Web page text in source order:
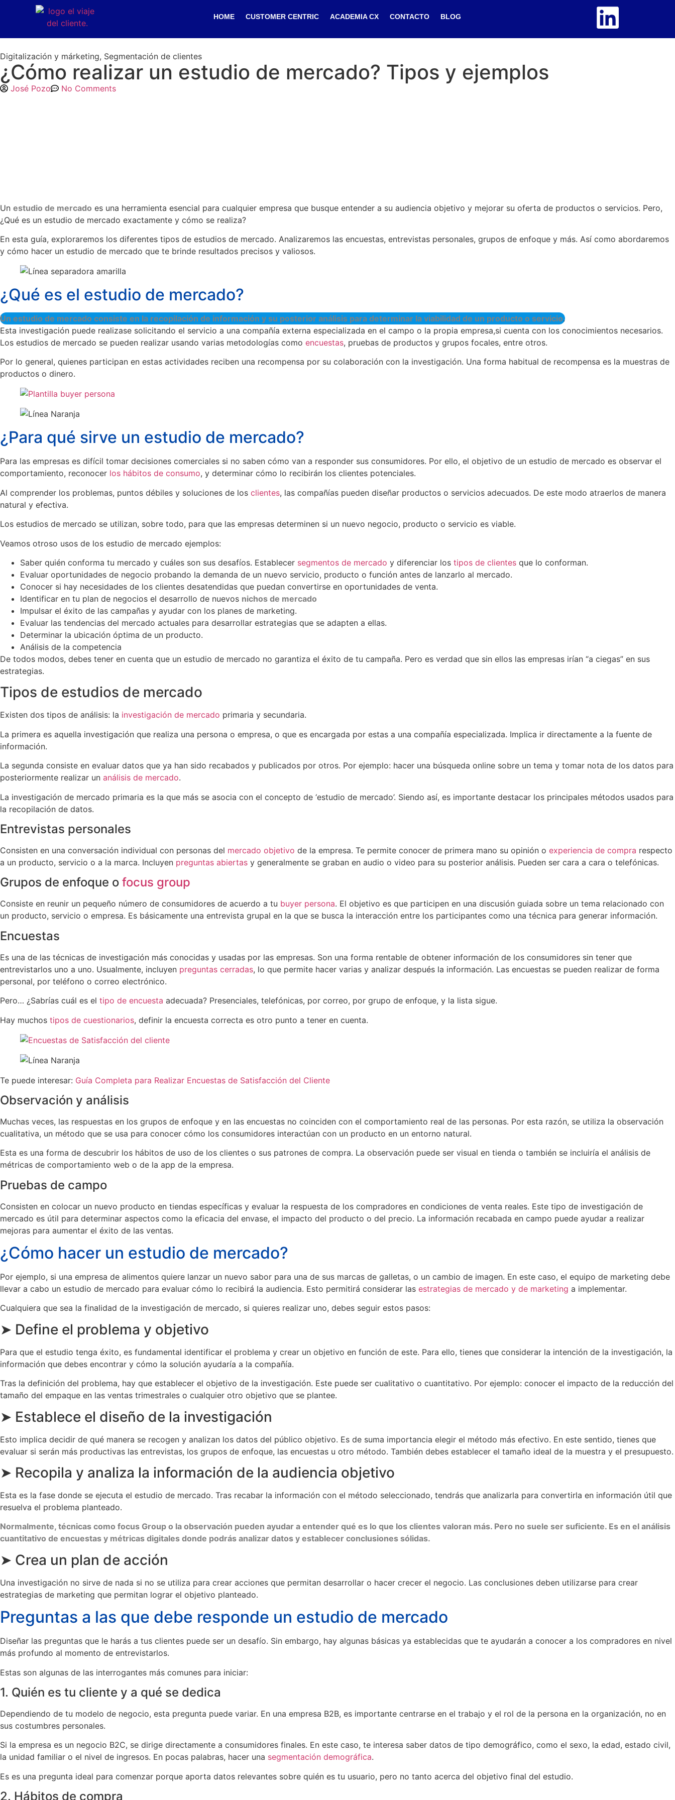
HOME CUSTOMER CENTRIC ACADEMIA CX CONTACTO BLOG
Digitalización y márketing, Segmentación de clientes
¿Cómo realizar un estudio de mercado? Tipos y ejemplos
José Pozo No Comments
Un estudio de mercado es una herramienta esencial para cualquier empresa que busque entender a su audiencia objetivo y mejorar su oferta de productos o servicios. Pero,
¿Qué es un estudio de mercado exactamente y cómo se realiza?
En esta guía, exploraremos los diferentes tipos de estudios de mercado. Analizaremos las encuestas, entrevistas personales, grupos de enfoque y más. Así como abordaremos
y cómo hacer un estudio de mercado que te brinde resultados precisos y valiosos.
¿Qué es el estudio de mercado?
Un estudio de mercado consiste en la recopilación de información y su posterior análisis para determinar la viabilidad de un producto o servicio.
Esta investigación puede realizase solicitando el servicio a una compañía externa especializada en el campo o la propia empresa,si cuenta con los conocimientos necesarios.
Los estudios de mercado se pueden realizar usando varias metodologías como encuestas, pruebas de productos y grupos focales, entre otros.
Por lo general, quienes participan en estas actividades reciben una recompensa por su colaboración con la investigación. Una forma habitual de recompensa es la muestras de
productos o dinero.
¿Para qué sirve un estudio de mercado?
Para las empresas es difícil tomar decisiones comerciales si no saben cómo van a responder sus consumidores. Por ello, el objetivo de un estudio de mercado es observar el
comportamiento, reconocer los hábitos de consumo, y determinar cómo lo recibirán los clientes potenciales.
Al comprender los problemas, puntos débiles y soluciones de los clientes, las compañías pueden diseñar productos o servicios adecuados. De este modo atraerlos de manera
natural y efectiva.
Los estudios de mercado se utilizan, sobre todo, para que las empresas determinen si un nuevo negocio, producto o servicio es viable.
Veamos otroso usos de los estudio de mercado ejemplos:
Saber quién conforma tu mercado y cuáles son sus desafíos. Establecer segmentos de mercado y diferenciar los tipos de clientes que lo conforman.
Evaluar oportunidades de negocio probando la demanda de un nuevo servicio, producto o función antes de lanzarlo al mercado.
Conocer si hay necesidades de los clientes desatendidas que puedan convertirse en oportunidades de venta.
Identificar en tu plan de negocios el desarrollo de nuevos nichos de mercado
Impulsar el éxito de las campañas y ayudar con los planes de marketing.
Evaluar las tendencias del mercado actuales para desarrollar estrategias que se adapten a ellas.
Determinar la ubicación óptima de un producto.
Análisis de la competencia
De todos modos, debes tener en cuenta que un estudio de mercado no garantiza el éxito de tu campaña. Pero es verdad que sin ellos las empresas irían “a ciegas” en sus
estrategias.
Tipos de estudios de mercado
Existen dos tipos de análisis: la investigación de mercado primaria y secundaria.
La primera es aquella investigación que realiza una persona o empresa, o que es encargada por estas a una compañía especializada. Implica ir directamente a la fuente de
información.
La segunda consiste en evaluar datos que ya han sido recabados y publicados por otros. Por ejemplo: hacer una búsqueda online sobre un tema y tomar nota de los datos para
posteriormente realizar un análisis de mercado.
La investigación de mercado primaria es la que más se asocia con el concepto de ‘estudio de mercado’. Siendo así, es importante destacar los principales métodos usados para
la recopilación de datos.
Entrevistas personales
Consisten en una conversación individual con personas del mercado objetivo de la empresa. Te permite conocer de primera mano su opinión o experiencia de compra respecto
a un producto, servicio o a la marca. Incluyen preguntas abiertas y generalmente se graban en audio o video para su posterior análisis. Pueden ser cara a cara o telefónicas.
Grupos de enfoque o focus group
Consiste en reunir un pequeño número de consumidores de acuerdo a tu buyer persona. El objetivo es que participen en una discusión guiada sobre un tema relacionado con
un producto, servicio o empresa. Es básicamente una entrevista grupal en la que se busca la interacción entre los participantes como una técnica para generar información.
Encuestas
Es una de las técnicas de investigación más conocidas y usadas por las empresas. Son una forma rentable de obtener información de los consumidores sin tener que
entrevistarlos uno a uno. Usualmente, incluyen preguntas cerradas, lo que permite hacer varias y analizar después la información. Las encuestas se pueden realizar de forma
personal, por teléfono o correo electrónico.
Pero… ¿Sabrías cuál es el tipo de encuesta adecuada? Presenciales, telefónicas, por correo, por grupo de enfoque, y la lista sigue.
Hay muchos tipos de cuestionarios, definir la encuesta correcta es otro punto a tener en cuenta.
Te puede interesar: Guía Completa para Realizar Encuestas de Satisfacción del Cliente
Observación y análisis
Muchas veces, las respuestas en los grupos de enfoque y en las encuestas no coinciden con el comportamiento real de las personas. Por esta razón, se utiliza la observación
cualitativa, un método que se usa para conocer cómo los consumidores interactúan con un producto en un entorno natural.
Esta es una forma de descubrir los hábitos de uso de los clientes o sus patrones de compra. La observación puede ser visual en tienda o también se incluiría el análisis de
métricas de comportamiento web o de la app de la empresa.
Pruebas de campo
Consisten en colocar un nuevo producto en tiendas específicas y evaluar la respuesta de los compradores en condiciones de venta reales. Este tipo de investigación de
mercado es útil para determinar aspectos como la eficacia del envase, el impacto del producto o del precio. La información recabada en campo puede ayudar a realizar
mejoras para aumentar el éxito de las ventas.
¿Cómo hacer un estudio de mercado?
Por ejemplo, si una empresa de alimentos quiere lanzar un nuevo sabor para una de sus marcas de galletas, o un cambio de imagen. En este caso, el equipo de marketing debe
llevar a cabo un estudio de mercado para evaluar cómo lo recibirá la audiencia. Esto permitirá considerar las estrategias de mercado y de marketing a implementar.
Cualquiera que sea la finalidad de la investigación de mercado, si quieres realizar uno, debes seguir estos pasos:
➤ Define el problema y objetivo
Para que el estudio tenga éxito, es fundamental identificar el problema y crear un objetivo en función de este. Para ello, tienes que considerar la intención de la investigación, la
información que debes encontrar y cómo la solución ayudaría a la compañía.
Tras la definición del problema, hay que establecer el objetivo de la investigación. Este puede ser cualitativo o cuantitativo. Por ejemplo: conocer el impacto de la reducción del
tamaño del empaque en las ventas trimestrales o cualquier otro objetivo que se plantee.
➤ Establece el diseño de la investigación
Esto implica decidir de qué manera se recogen y analizan los datos del público objetivo. Es de suma importancia elegir el método más efectivo. En este sentido, tienes que
evaluar si serán más productivas las entrevistas, los grupos de enfoque, las encuestas u otro método. También debes establecer el tamaño ideal de la muestra y el presupuesto.
➤ Recopila y analiza la información de la audiencia objetivo
Esta es la fase donde se ejecuta el estudio de mercado. Tras recabar la información con el método seleccionado, tendrás que analizarla para convertirla en información útil que
resuelva el problema planteado.
Normalmente, técnicas como focus Group o la observación pueden ayudar a entender qué es lo que los clientes valoran más. Pero no suele ser suficiente. Es en el análisis
cuantitativo de encuestas y métricas digitales donde podrás analizar datos y establecer conclusiones sólidas.
➤ Crea un plan de acción
Una investigación no sirve de nada si no se utiliza para crear acciones que permitan desarrollar o hacer crecer el negocio. Las conclusiones deben utilizarse para crear
estrategias de marketing que permitan lograr el objetivo planteado.
Preguntas a las que debe responde un estudio de mercado
Diseñar las preguntas que le harás a tus clientes puede ser un desafío. Sin embargo, hay algunas básicas ya establecidas que te ayudarán a conocer a los compradores en nivel
más profundo al momento de entrevistarlos.
Estas son algunas de las interrogantes más comunes para iniciar:
1. Quién es tu cliente y a qué se dedica
Dependiendo de tu modelo de negocio, esta pregunta puede variar. En una empresa B2B, es importante centrarse en el trabajo y el rol de la persona en la organización, no en
sus costumbres personales.
Si la empresa es un negocio B2C, se dirige directamente a consumidores finales. En este caso, te interesa saber datos de tipo demográfico, como el sexo, la edad, estado civil,
la unidad familiar o el nivel de ingresos. En pocas palabras, hacer una segmentación demográfica.
Es es una pregunta ideal para comenzar porque aporta datos relevantes sobre quién es tu usuario, pero no tanto acerca del objetivo final del estudio.
2. Hábitos de compra